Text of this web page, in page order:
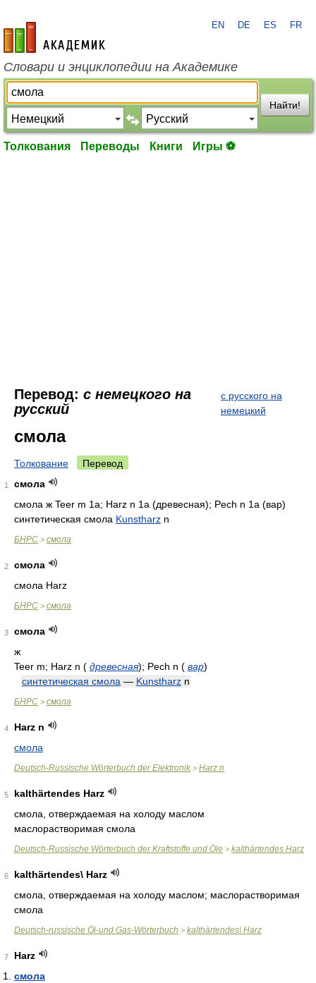
academic.ru
EN DE ES FR
Словари и энциклопедии на Академике
Найти!
Толкования Переводы Книги Игры ⚽
Перевод: с немецкого на
русский
с русского на
немецкий
смола
Толкование Перевод
1
смола
смола ж Teer m 1a; Harz n 1a (древесная); Pech n 1a (вар)
синтетическая смола Kunstharz n
БНРС > смола
2
смола
смола Harz
БНРС > смола
3
смола
ж
Teer m; Harz n ( древесная); Pech n ( вар)
синтетическая смола — Kunstharz n
БНРС > смола
4
Harz n
смола
Deutsch-Russische Wörterbuch der Elektronik > Harz n
5
kalthärtendes Harz
смола, отверждаемая на холоду маслом
маслорастворимая смола
Deutsch-Russische Wörterbuch der Kraftstoffe und Öle > kalthärtendes Harz
6
kalthärtendes\ Harz
смола, отверждаемая на холоду маслом; маслорастворимая
смола
Deutsch-russische Öl-und Gas-Wörterbuch > kalthärtendes\ Harz
7
Harz
смола